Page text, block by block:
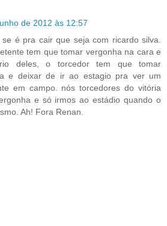
de 2012 às 12:57
se é pra cair que seja com ricardo silva.
tem que tomar vergonha na cara e
deles, o torcedor tem que tomar
e deixar de ir ao estagio pra ver um
em campo. nós torcedores do vitória
e só irmos ao estádio quando o
Ah! Fora Renan.